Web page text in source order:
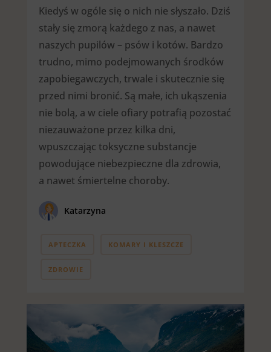
Kiedyś w ogóle się o nich nie słyszało. Dziś
stały się zmorą każdego z nas, a nawet
naszych pupilów – psów i kotów. Bardzo
trudno, mimo podejmowanych środków
zapobiegawczych, trwale i skutecznie się
przed nimi bronić. Są małe, ich ukąszenia
nie bolą, a w ciele ofiary potrafią pozostać
niezauważone przez kilka dni,
wpuszczając toksyczne substancje
powodujące niebezpieczne dla zdrowia,
a nawet śmiertelne choroby.
Katarzyna
APTECZKA KOMARY I KLESZCZE
ZDROWIE